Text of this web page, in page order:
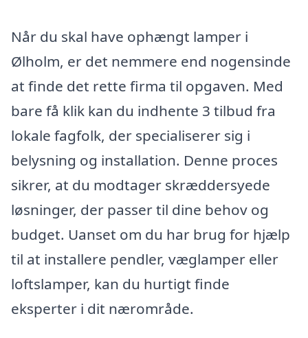
Når du skal have ophængt lamper i
Ølholm, er det nemmere end nogensinde
at finde det rette firma til opgaven. Med
bare få klik kan du indhente 3 tilbud fra
lokale fagfolk, der specialiserer sig i
belysning og installation. Denne proces
sikrer, at du modtager skræddersyede
løsninger, der passer til dine behov og
budget. Uanset om du har brug for hjælp
til at installere pendler, væglamper eller
loftslamper, kan du hurtigt finde
eksperter i dit nærområde.